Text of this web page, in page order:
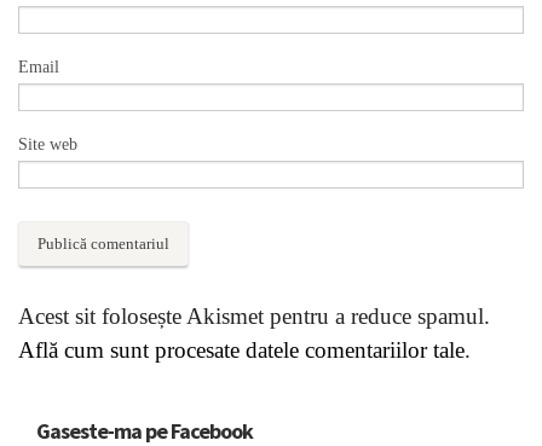
Email
Site web
Acest sit folosește Akismet pentru a reduce spamul.
Află cum sunt procesate datele comentariilor tale.
Gaseste-ma pe Facebook